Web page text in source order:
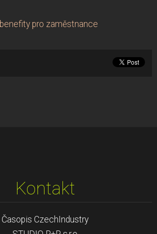
benefity pro zaměstnance
Kontakt
Časopis CzechIndustry